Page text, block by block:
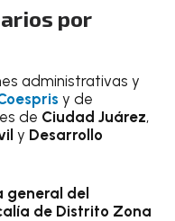
por
administrativas y
y de
de Ciudad Juárez,
y Desarrollo
general del
de Distrito Zona